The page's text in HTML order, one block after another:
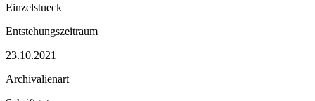
Einzelstueck
Entstehungszeitraum
23.10.2021
Archivalienart